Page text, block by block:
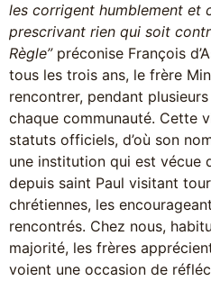
les corrigent humblement et
prescrivant rien qui soit
Règle”préconise François
tous les trois ans, le frère
rencontrer, pendant
chaque communauté. Cette
statuts officiels, d’où son
une institution qui est vécue
depuis saint Paul visitant
chrétiennes, les
rencontrés. Chez nous,
majorité, les frères
voient une occasion de